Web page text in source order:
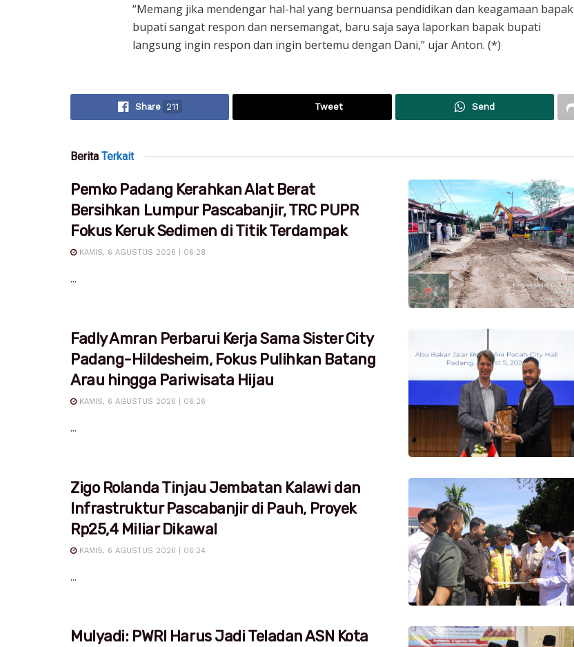
“Memang jika mendengar hal-hal yang bernuansa pendidikan dan keagamaan bapak
bupati sangat respon dan nersemangat, baru saja saya laporkan bapak bupati
langsung ingin respon dan ingin bertemu dengan Dani,” ujar Anton. (*)
Share 211 Tweet Send
Berita Terkait
Pemko Padang Kerahkan Alat Berat
Bersihkan Lumpur Pascabanjir, TRC PUPR
Fokus Keruk Sedimen di Titik Terdampak
KAMIS, 6 AGUSTUS 2026 | 06:28
...
Fadly Amran Perbarui Kerja Sama Sister City
Padang-Hildesheim, Fokus Pulihkan Batang
Arau hingga Pariwisata Hijau
KAMIS, 6 AGUSTUS 2026 | 06:26
...
Zigo Rolanda Tinjau Jembatan Kalawi dan
Infrastruktur Pascabanjir di Pauh, Proyek
Rp25,4 Miliar Dikawal
KAMIS, 6 AGUSTUS 2026 | 06:24
...
Mulyadi: PWRI Harus Jadi Teladan ASN Kota